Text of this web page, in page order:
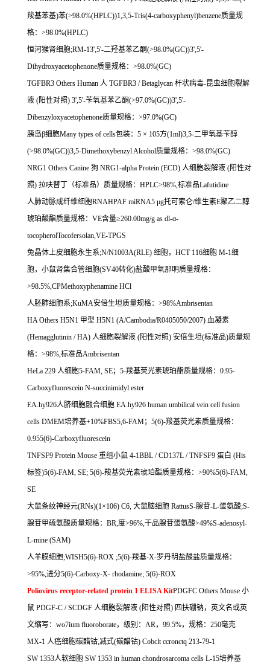
羧基苯基)苯(>98.0%(HPLC))1,3,5-Tris(4-carboxyphenyl)benzene质量规
格： >98.0%(HPLC)
恒河猴肾细胞;RM-13',5'-二羟基苯乙酮(>98.0%(GC))3',5'-
Dihydroxyacetophenone质量规格： >98.0%(GC)
TGFBR3 Others Human 人 TGFBR3 / Betaglycan 杆状病毒-昆虫细胞裂解
液 (阳性对照) 3',5'-苄氧基苯乙酮(>97.0%(GC))3',5'-
Dibenzyloxyacetophenone质量规格： >97.0%(GC)
胰岛β细胞Many types of cells包装： 5 × 105方(1ml)3,5-二甲氧基苄醇
(>98.0%(GC))3,5-Dimethoxybenzyl Alcohol质量规格： >98.0%(GC)
NRG1 Others Canine 狗 NRG1-alpha Protein (ECD) 人细胞裂解液 (阳性对
照) 拉呋替丁（标准品）质量规格： HPLC>98%,标准品Lafutidine
人肺动脉成纤维细胞RNAHPAF miRNA5 μg托可索仑/维生素E聚乙二醇
琥珀酸酯质量规格： VE含量≥260.00mg/g as dl-α-
tocopherolTocofersolan,VE-TPGS
兔晶体上皮细胞永生系;N/N1003A(RLE) 细胞， HCT 116细胞 M-1细
胞，小鼠肾集合管细胞(SV40转化)盐酸甲氧那明质量规格：
>98.5%,CPMethoxyphenamine HCl
人胚肺细胞系;KuMA安倍生坦质量规格： >98%Ambrisentan
HA Others H5N1 甲型 H5N1 (A/Cambodia/R0405050/2007) 血凝素
(Hemagglutinin / HA) 人细胞裂解液 (阳性对照) 安倍生坦(标准品)质量规
格： >98%,标准品Ambrisentan
HeLa 229 人细胞5-FAM, SE； 5-羧基荧光素琥珀酯质量规格： 0.95-
Carboxyfluorescein N-succinimidyl ester
EA.hy926人脐细胞融合细胞 EA.hy926 human umbilical vein cell fusion
cells DMEM培养基+10%FBS5,6-FAM； 5(6)-羧基荧光素质量规格：
0.955(6)-Carboxyfluorescein
TNFSF9 Protein Mouse 重组小鼠 4-1BBL / CD137L / TNFSF9 蛋白 (His
标签)5(6)-FAM, SE; 5(6)-羧基荧光素琥珀酯质量规格： >90%5(6)-FAM,
SE
大鼠条纹神经元(RNs)(1×106) C6, 大鼠脑细胞 RattusS-腺苷-L-蛋氨酸;S-
腺苷甲硫氨酸质量规格： BR,度>96%,干品腺苷蛋氨酸>49%S-adenosyl-
L-mine (SAM)
人羊膜细胞;WISH5(6)-ROX ;5(6)-羧基-X-罗丹明盐酸盐质量规格：
>95%,进分5(6)-Carboxy-X- rhodamine; 5(6)-ROX
Poliovirus receptor-related protein 1 ELISA KitPDGFC Others Mouse 小
鼠 PDGF-C / SCDGF 人细胞裂解液 (阳性对照) 四扶硼钠，英文名或英
文缩写： wo7ium fluoroborate，级别： AR， 99.5%，规格： 250毫克
MX-1 人癌细胞碳醋钴,减式(碳醋钴) Cobclt ccronctq 213-79-1
SW 1353人软细胞 SW 1353 in human chondrosarcoma cells L-15培养基